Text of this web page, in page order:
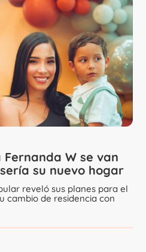
Fernanda W se van
su nuevo hogar
reveló sus planes para el
cambio de residencia con